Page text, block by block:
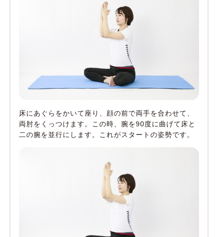
床にあぐらをかいて座り、顔の前で両手を合わせて、
両肘をくっつけます。この時、腕を90度に曲げて床と
二の腕を並行にします。これがスタートの姿勢です。